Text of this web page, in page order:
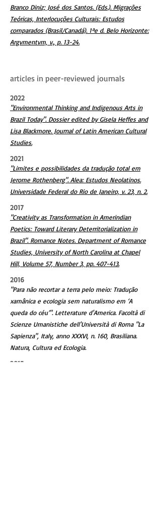
Branco Diniz; José dos Santos. (Eds.). Migrações
Teóricas, Interlocuções Culturais: Estudos
comparados (Brasil/Canadá). 1ªe d. Belo Horizonte:
Argvmentvm, v., p. 13-24.
articles in peer-reviewed journals
2022
"Environmental Thinking and Indigenous Arts in
Brazil Today". Dossier edited by Gisela Heffes and
Lisa Blackmore. Journal of Latin American Cultural
Studies.
2021
"Limites e possibilidades da tradução total em
Jerome Rothenberg". Alea: Estudos Neolatinos.
Universidade Federal do Rio de Janeiro, v. 23, n. 2.
2017
"Creativity as Transformation in Amerindian
Poetics: Toward Literary Deterritorialization in
Brazil". Romance Notes. Department of Romance
Studies, University of North Carolina at Chapel
Hill, Volume 57, Number 3, pp. 407-413.
2016
"Para não recortar a terra pelo meio: Tradução
xamânica e ecologia sem naturalismo em ‘A
queda do céu’". Letterature d'America. Facoltà di
Scienze Umanistiche dell'Università di Roma "La
Sapienza", Italy, anno XXXVI, n. 160, Brasiliana.
Natura, Cultura ed Ecologia.
2015